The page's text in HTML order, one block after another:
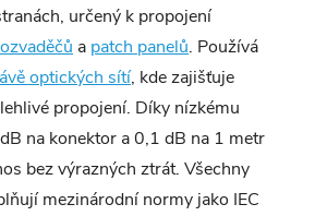
určený k propojení
a patch panelů. Používá
optických sítí, kde zajišťuje
propojení. Díky nízkému
na konektor a 0,1 dB na 1 metr
bez výrazných ztrát. Všechny
mezinárodní normy jako IEC